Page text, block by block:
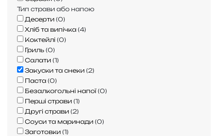
т
о
і
с
и
р
о
м
х
в
е
ч
і
р
о
к
Тип страви або напою
Десерти (0)
Хліб та випічка (4)
Коктейлі (0)
Гриль (0)
Салати (1)
Закуски та снеки (2)
Паста (0)
Безалкогольні напої (0)
Перші страви (1)
Другі страви (2)
Соуси та маринади (0)
Заготовки (1)